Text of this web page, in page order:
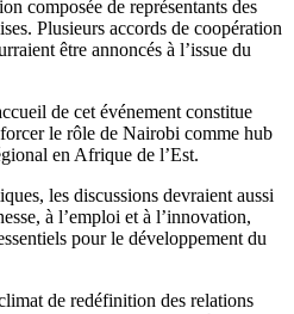
composée de représentants des
Plusieurs accords de coopération
être annoncés à l’issue du
de cet événement constitue
le rôle de Nairobi comme hub
en Afrique de l’Est.
les discussions devraient aussi
à l’emploi et à l’innovation,
pour le développement du
de redéfinition des relations